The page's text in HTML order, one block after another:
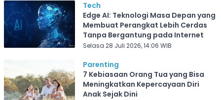
Tech
Edge AI: Teknologi Masa Depan yang
Membuat Perangkat Lebih Cerdas
Tanpa Bergantung pada Internet
Selasa 28 Juli 2026, 14:06 WIB
Parenting
7 Kebiasaan Orang Tua yang Bisa
Meningkatkan Kepercayaan Diri
Anak Sejak Dini